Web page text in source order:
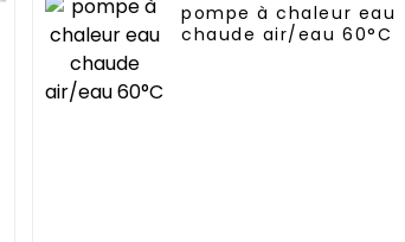
pompe à chaleur eau
chaude air/eau 60°C